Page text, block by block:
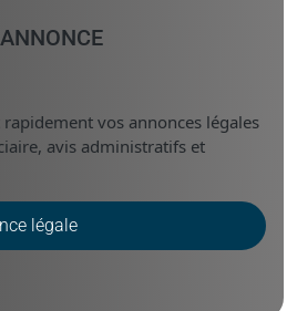
vos annonces légales
avis administratifs et
légale